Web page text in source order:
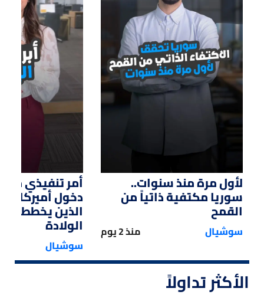
01:33
لأول مرة منذ سنوات..
سوريا مكتفية ذاتياً من
القمح
سوشيال منذ 2 يوم
أمر تنفيذي من
دخول أميركا
الذين يخططون
الولادة
سوشيال
الأكثر تداولاً